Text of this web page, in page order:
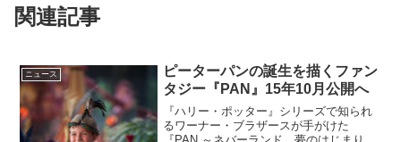
関連記事
ニュース
ピーターパンの誕生を描くファン
タジー『PAN』15年10月公開へ
『ハリー・ポッター』シリーズで知られ
るワーナー・ブラザースが手がけた